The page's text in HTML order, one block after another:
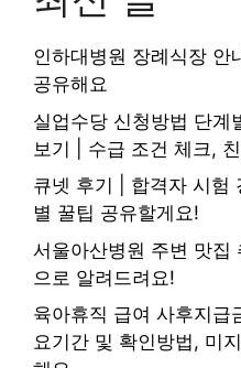
인하대병원 장례식장 안
공유해요
실업수당 신청방법 단계
보기 | 수급 조건 체크,
큐넷 후기 | 합격자 시험
별 꿀팁 공유할게요!
서울아산병원 주변 맛집
으로 알려드려요!
육아휴직 급여 사후지급
요기간 및 확인방법, 미